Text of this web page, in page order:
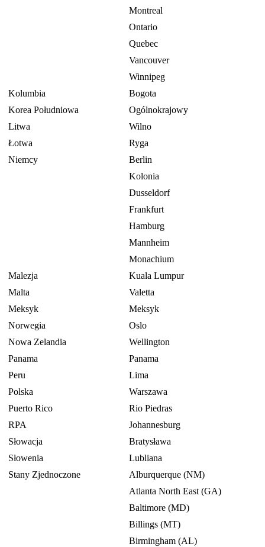
Montreal
Ontario
Quebec
Vancouver
Winnipeg
Kolumbia
Bogota
Korea Południowa
Ogólnokrajowy
Litwa
Wilno
Łotwa
Ryga
Niemcy
Berlin
Kolonia
Dusseldorf
Frankfurt
Hamburg
Mannheim
Monachium
Malezja
Kuala Lumpur
Malta
Valetta
Meksyk
Meksyk
Norwegia
Oslo
Nowa Zelandia
Wellington
Panama
Panama
Peru
Lima
Polska
Warszawa
Puerto Rico
Rio Piedras
RPA
Johannesburg
Słowacja
Bratysława
Słowenia
Lubliana
Stany Zjednoczone
Alburquerque (NM)
Atlanta North East (GA)
Baltimore (MD)
Billings (MT)
Birmingham (AL)